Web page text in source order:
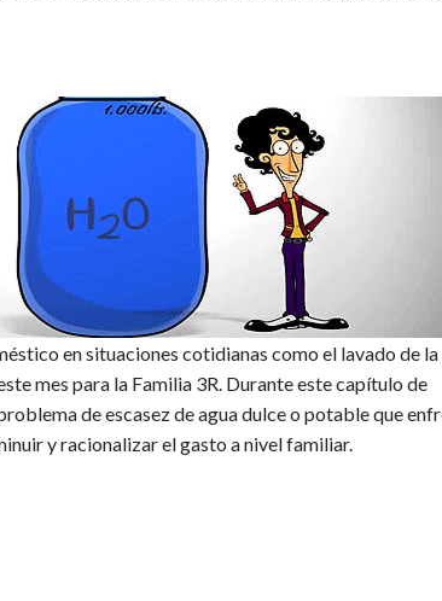
en situaciones cotidianas como el lavado de la
mes para la Familia 3R. Durante este capítulo de
de escasez de agua dulce o potable que
y racionalizar el gasto a nivel familiar.